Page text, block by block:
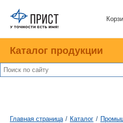
Каталог продукции
Главная страница / Каталог /